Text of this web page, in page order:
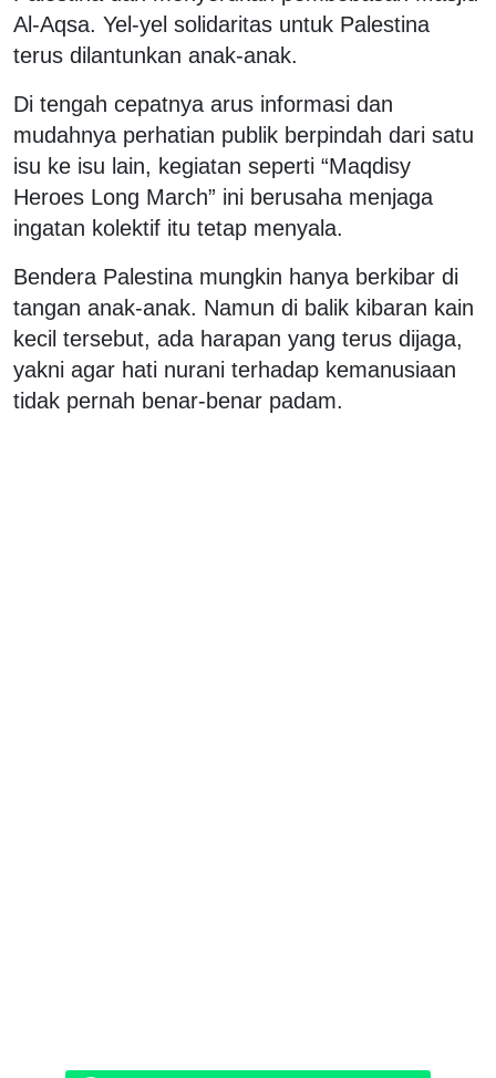
Al-Aqsa. Yel-yel solidaritas untuk Palestina
terus dilantunkan anak-anak.
Di tengah cepatnya arus informasi dan
mudahnya perhatian publik berpindah dari satu
isu ke isu lain, kegiatan seperti “Maqdisy
Heroes Long March” ini berusaha menjaga
ingatan kolektif itu tetap menyala.
Bendera Palestina mungkin hanya berkibar di
tangan anak-anak. Namun di balik kibaran kain
kecil tersebut, ada harapan yang terus dijaga,
yakni agar hati nurani terhadap kemanusiaan
tidak pernah benar-benar padam.